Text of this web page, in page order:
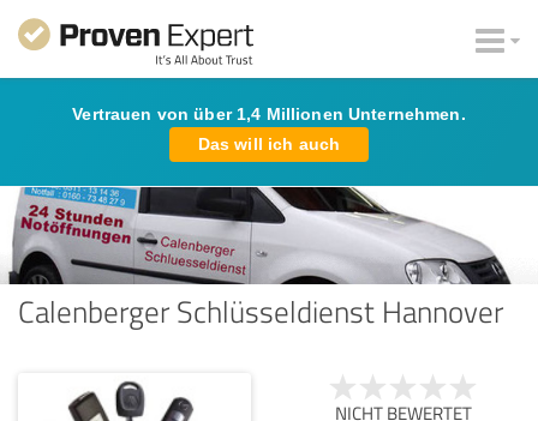
Vertrauen von über 1,4 Millionen Unternehmen.
Das will ich auch
Calenberger Schlüsseldienst Hannover
NICHT BEWERTET